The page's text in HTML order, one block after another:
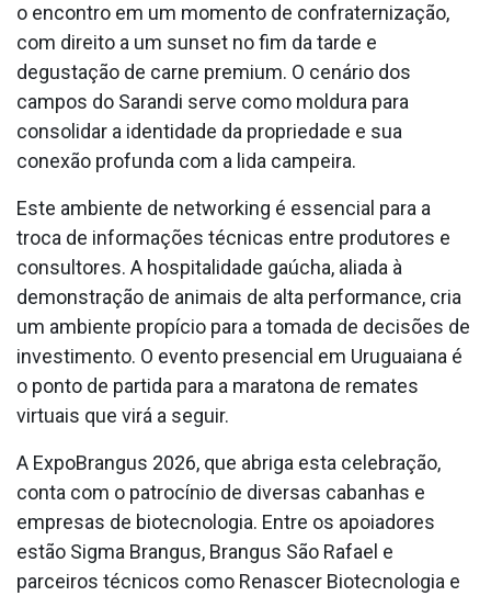
o encontro em um momento de confraternização,
com direito a um sunset no fim da tarde e
degustação de carne premium. O cenário dos
campos do Sarandi serve como moldura para
consolidar a identidade da propriedade e sua
conexão profunda com a lida campeira.
Este ambiente de networking é essencial para a
troca de informações técnicas entre produtores e
consultores. A hospitalidade gaúcha, aliada à
demonstração de animais de alta performance, cria
um ambiente propício para a tomada de decisões de
investimento. O evento presencial em Uruguaiana é
o ponto de partida para a maratona de remates
virtuais que virá a seguir.
A ExpoBrangus 2026, que abriga esta celebração,
conta com o patrocínio de diversas cabanhas e
empresas de biotecnologia. Entre os apoiadores
estão Sigma Brangus, Brangus São Rafael e
parceiros técnicos como Renascer Biotecnologia e